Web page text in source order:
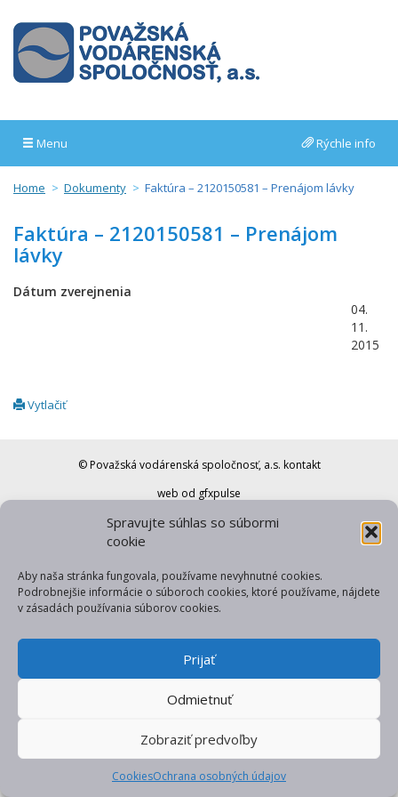
Spravujte súhlas so súbormi
cookie
Aby naša stránka fungovala, používame nevyhnutné cookies.
Podrobnejšie informácie o súboroch cookies, ktoré používame, nájdete
v zásadách používania súborov cookies.
Prijať
Odmietnuť
Zobraziť predvoľby
CookiesOchrana osobných údajov
Menu Rýchle info
Home Dokumenty Faktúra – 2120150581 – Prenájom lávky
Faktúra – 2120150581 – Prenájom
lávky
Dátum zverejnenia
04.
11.
2015
Vytlačiť
© Považská vodárenská spoločnosť, a.s. kontakt
web od gfxpulse